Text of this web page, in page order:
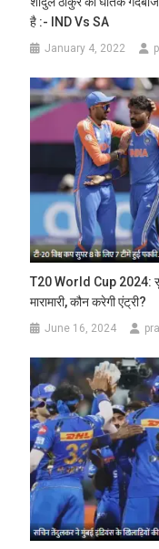
है :- IND Vs SA
January 4, 2022
T20 World Cup 2024:
मारामारी, कौन करेगी एंट्री?
June 16, 2024